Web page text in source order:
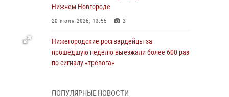
Нижнем Новгороде
20 июля 2026, 13:55 2
Нижегородские росгвардейцы за
прошедшую неделю выезжали более 600 раз
по сигналу «тревога»
ПОПУЛЯРНЫЕ НОВОСТИ